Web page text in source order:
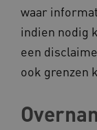
waar
indien nodig
een
ook grenzen